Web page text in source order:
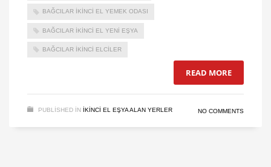
BAĞCILAR IKINCI EL YEMEK ODASI
BAĞCILAR IKINCI EL YENI EŞYA
BAĞCILAR IKINCI ELCILER
READ MORE
PUBLISHED IN IKINCI EL EŞYA ALAN YERLER NO COMMENTS